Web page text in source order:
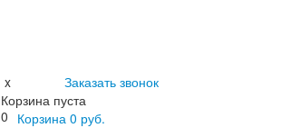
Заказать звонок
x
Корзина пуста
0 Корзина 0 руб.